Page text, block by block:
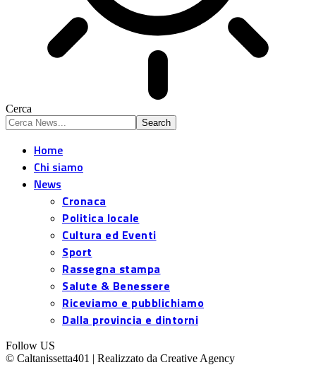
Cerca
Home
Chi siamo
News
Cronaca
Politica locale
Cultura ed Eventi
Sport
Rassegna stampa
Salute & Benessere
Riceviamo e pubblichiamo
Dalla provincia e dintorni
Follow US
© Caltanissetta401 | Realizzato da Creative Agency